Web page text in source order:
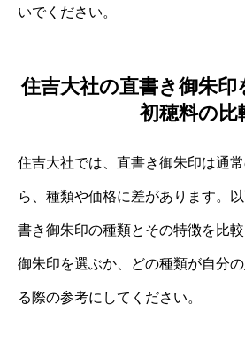
いでください。
住吉大社の直書き御朱印
初穂料の比
住吉大社では、直書き御朱印は通
ら、種類や価格に差があります。
書き御朱印の種類とその特徴を比
御朱印を選ぶか、どの種類が自分
る際の参考にしてください。